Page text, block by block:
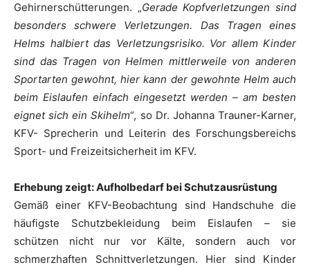
Gehirnerschütterungen. „Gerade Kopfverletzungen sind
besonders schwere Verletzungen. Das Tragen eines
Helms halbiert das Verletzungsrisiko. Vor allem Kinder
sind das Tragen von Helmen mittlerweile von anderen
Sportarten gewohnt, hier kann der gewohnte Helm auch
beim Eislaufen einfach eingesetzt werden – am besten
eignet sich ein Skihelm“, so Dr. Johanna Trauner-Karner,
KFV- Sprecherin und Leiterin des Forschungsbereichs
Sport- und Freizeitsicherheit im KFV.
Erhebung zeigt: Aufholbedarf bei Schutzausrüstung
Gemäß einer KFV-Beobachtung sind Handschuhe die
häufigste Schutzbekleidung beim Eislaufen – sie
schützen nicht nur vor Kälte, sondern auch vor
schmerzhaften Schnittverletzungen. Hier sind Kinder